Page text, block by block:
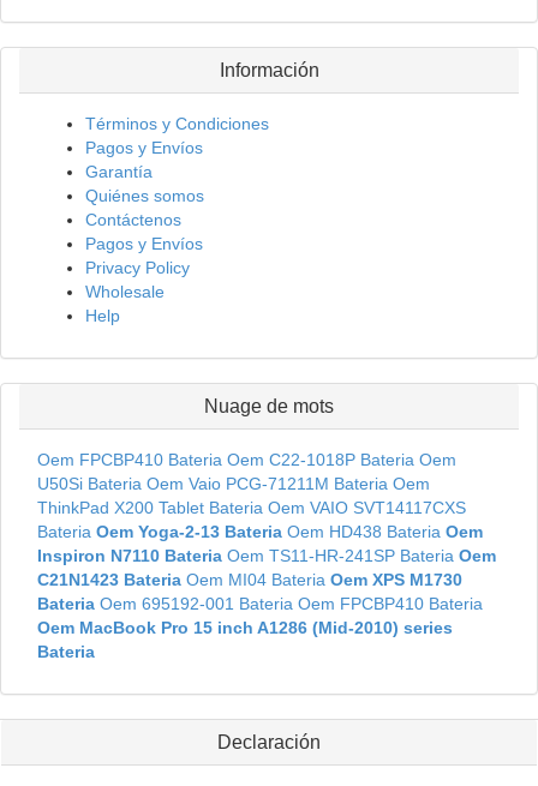
Información
Términos y Condiciones
Pagos y Envíos
Garantía
Quiénes somos
Contáctenos
Pagos y Envíos
Privacy Policy
Wholesale
Help
Nuage de mots
Oem FPCBP410 Bateria Oem C22-1018P Bateria Oem
U50Si Bateria Oem Vaio PCG-71211M Bateria Oem
ThinkPad X200 Tablet Bateria Oem VAIO SVT14117CXS
Bateria Oem Yoga-2-13 Bateria Oem HD438 Bateria Oem
Inspiron N7110 Bateria Oem TS11-HR-241SP Bateria Oem
C21N1423 Bateria Oem MI04 Bateria Oem XPS M1730
Bateria Oem 695192-001 Bateria Oem FPCBP410 Bateria
Oem MacBook Pro 15 inch A1286 (Mid-2010) series
Bateria
Declaración